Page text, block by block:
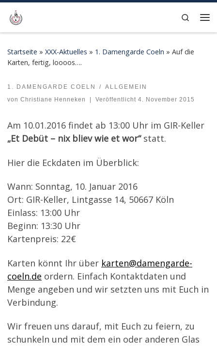
Zum Inhalt springen
Search
Startseite » XXX-Aktuelles » 1. Damengarde Coeln » Auf die
Karten, fertig, loooos….
1. DAMENGARDE COELN ALLGEMEIN
von Christiane Henneken Veröffentlicht 4. November 2015
Am 10.01.2016 findet ab 13:00 Uhr im GIR-Keller
„Et Debüt – nix bliev wie et wor“statt.
Hier die Eckdaten im Überblick:
Wann: Sonntag, 10. Januar 2016
Ort: GIR-Keller, Lintgasse 14, 50667 Köln
Einlass: 13:00 Uhr
Beginn: 13:30 Uhr
Kartenpreis: 22€
Karten könnt Ihr über karten@damengarde-
coeln.de ordern. Einfach Kontaktdaten und
Menge angeben und wir setzten uns mit Euch in
Verbindung.
Wir freuen uns darauf, mit Euch zu feiern, zu
schunkeln und mit dem ein oder anderen Glas